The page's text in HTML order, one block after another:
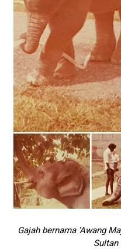
Gajah bernama ‘Awang
Sultan